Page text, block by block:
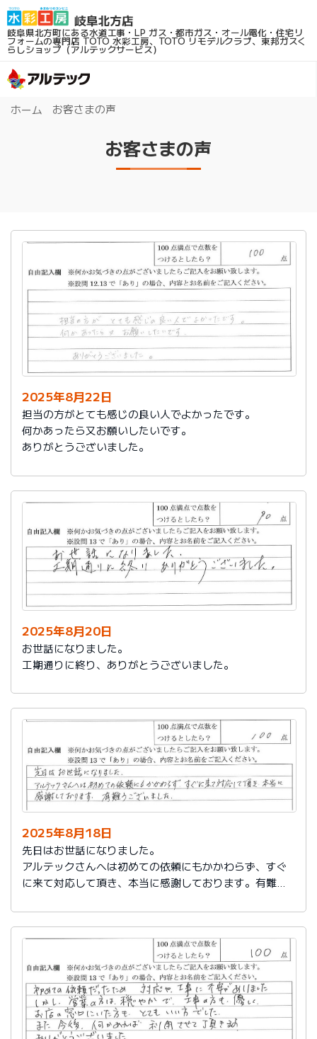
岐阜県北方町にある水道工事・LP ガス・都市ガス・オール電化・住宅リ
フォームの専門店TOTO 水彩工房、TOTO リモデルクラブ、東邦ガスく
らしショップ（アルテックサービス）
ホーム お客さまの声
お客さまの声
2025年8月22日
担当の方がとても感じの良い人でよかったです。
何かあったら又お願いしたいです。
ありがとうございました。
2025年8月20日
お世話になりました。
工期通りに終り、ありがとうございました。
2025年8月18日
先日はお世話になりました。
アルテックさんへは初めての依頼にもかかわらず、すぐ
に来て対応して頂き、本当に感謝しております。有難う